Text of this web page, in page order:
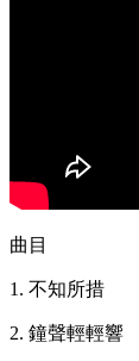
曲目
1. 不知所措
2. 鐘聲輕輕響